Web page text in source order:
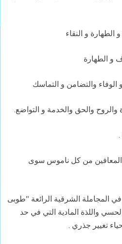
الطهارة و النقاء
و الطهارة
الوفاء والتضامن و التماسك
والروح والحق والخدمة و التواضع.
.
المعافين من كل ناموس سوى
المجاملة الشرقية الرائعة "طوبى
واللذة المادية التي في حد
تغيير جذري .